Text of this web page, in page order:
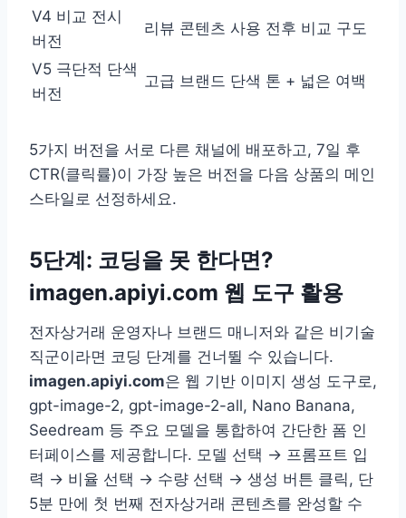
V4 비교 전시
버전
리뷰 콘텐츠 사용 전후 비교 구도
V5 극단적 단색
버전
고급 브랜드 단색 톤 + 넓은 여백
5가지 버전을 서로 다른 채널에 배포하고, 7일 후
CTR(클릭률)이 가장 높은 버전을 다음 상품의 메인
스타일로 선정하세요.
5단계: 코딩을 못 한다면?
imagen.apiyi.com 웹 도구 활용
전자상거래 운영자나 브랜드 매니저와 같은 비기술
직군이라면 코딩 단계를 건너뛸 수 있습니다.
imagen.apiyi.com은 웹 기반 이미지 생성 도구로,
gpt-image-2, gpt-image-2-all, Nano Banana,
Seedream 등 주요 모델을 통합하여 간단한 폼 인
터페이스를 제공합니다. 모델 선택 → 프롬프트 입
력 → 비율 선택 → 수량 선택 → 생성 버튼 클릭, 단
5분 만에 첫 번째 전자상거래 콘텐츠를 완성할 수